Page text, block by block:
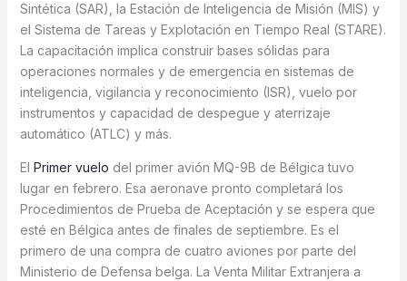
Sintética (SAR), la Estación de Inteligencia de Misión (MIS) y
el Sistema de Tareas y Explotación en Tiempo Real (STARE).
La capacitación implica construir bases sólidas para
operaciones normales y de emergencia en sistemas de
inteligencia, vigilancia y reconocimiento (ISR), vuelo por
instrumentos y capacidad de despegue y aterrizaje
automático (ATLC) y más.
El Primer vuelo del primer avión MQ-9B de Bélgica tuvo
lugar en febrero. Esa aeronave pronto completará los
Procedimientos de Prueba de Aceptación y se espera que
esté en Bélgica antes de finales de septiembre. Es el
primero de una compra de cuatro aviones por parte del
Ministerio de Defensa belga. La Venta Militar Extranjera a